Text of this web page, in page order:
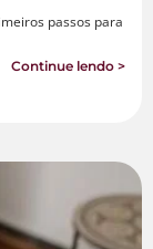
passos para
Continue lendo >